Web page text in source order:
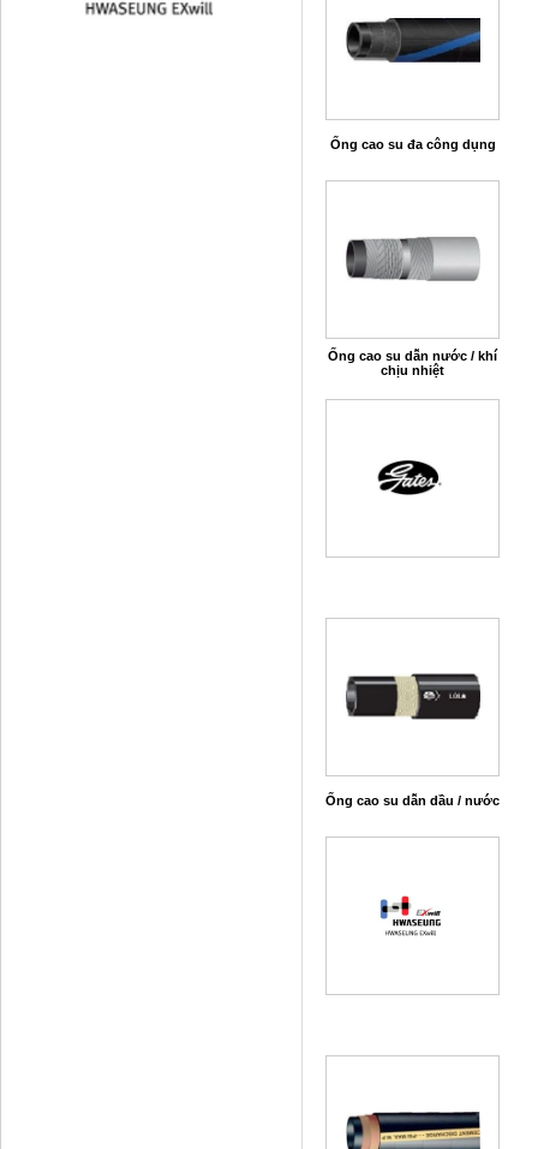
Ống cao su đa công dụng
Ống cao su dẫn nước / khí
chịu nhiệt
Ống cao su dẫn dầu / nước